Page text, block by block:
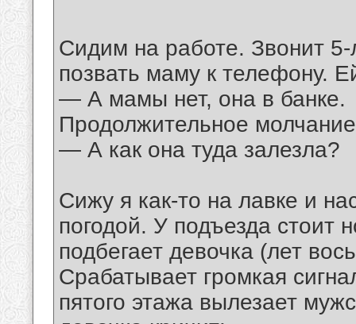
Сидим на работе. Звонит
позвать маму к телефону.
— А мамы нет, она в банке.
Продолжительное
— А как она туда залезла?
Сижу я как-то на лавке и
погодой. У подъезда стоит
подбегает девочка (лет
Срабатывает громкая
пятого этажа вылезает